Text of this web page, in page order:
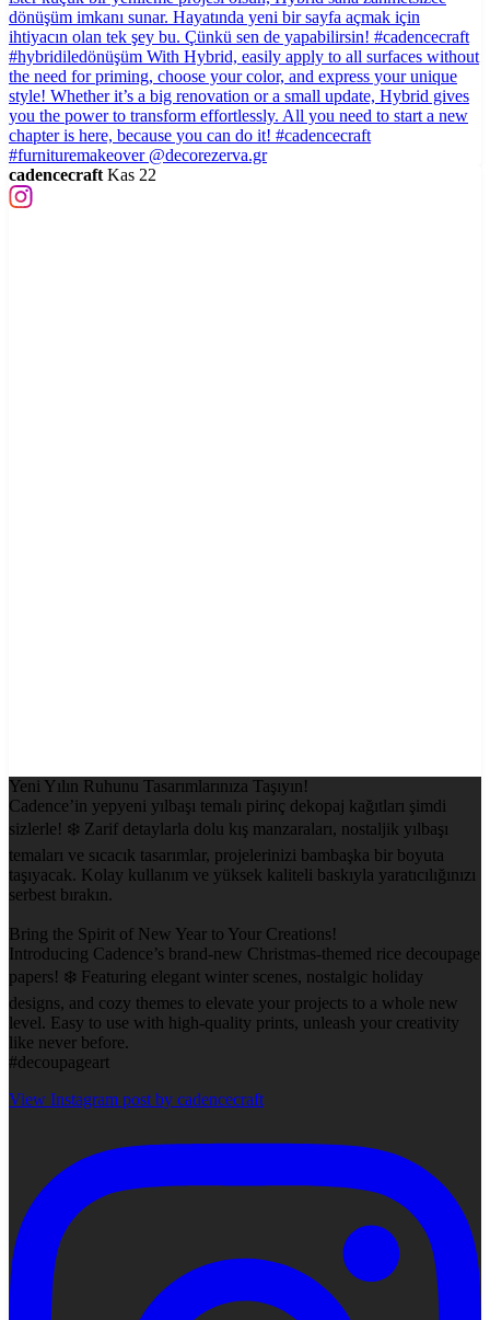
cadencecraft Kas 22
Yeni Yılın Ruhunu Tasarımlarınıza Taşıyın!
Cadence’in yepyeni yılbaşı temalı pirinç dekopaj kağıtları şimdi
sizlerle! ❄️ Zarif detaylarla dolu kış manzaraları, nostaljik yılbaşı
temaları ve sıcacık tasarımlar, projelerinizi bambaşka bir boyuta
taşıyacak. Kolay kullanım ve yüksek kaliteli baskıyla yaratıcılığınızı
serbest bırakın.
Bring the Spirit of New Year to Your Creations!
Introducing Cadence’s brand-new Christmas-themed rice decoupage
papers! ❄️ Featuring elegant winter scenes, nostalgic holiday
designs, and cozy themes to elevate your projects to a whole new
level. Easy to use with high-quality prints, unleash your creativity
like never before.
#decoupageart
View Instagram post by cadencecraft